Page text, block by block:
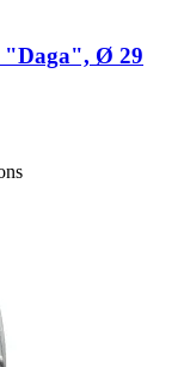
"Daga", Ø 29